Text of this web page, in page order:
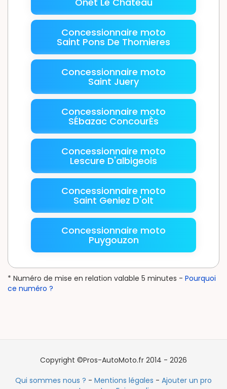
Concessionnaire moto
Saint Pons De Thomieres
Concessionnaire moto
Saint Juery
Concessionnaire moto
SÉbazac ConcourÈs
Concessionnaire moto
Lescure D'albigeois
Concessionnaire moto
Saint Geniez D'olt
Concessionnaire moto
Puygouzon
* Numéro de mise en relation valable 5 minutes - Pourquoi
ce numéro ?
Copyright ©Pros-AutoMoto.fr 2014 - 2026
Qui sommes nous ? - Mentions légales - Ajouter un pro